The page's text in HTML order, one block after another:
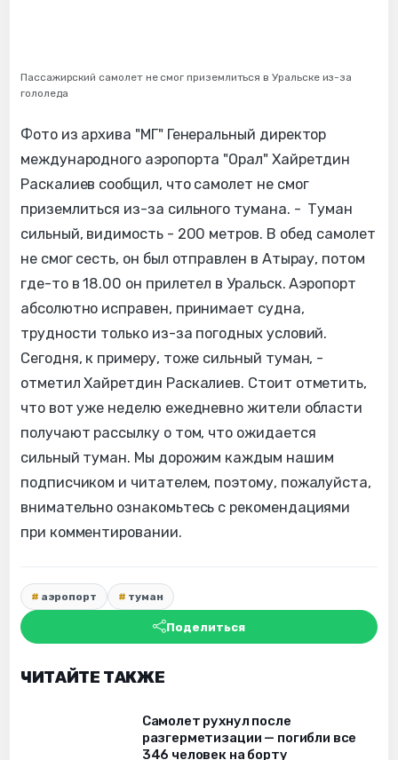
Пассажирский самолет не смог приземлиться в Уральске из-за
гололеда
Фото из архива "МГ" Генеральный директор
международного аэропорта "Орал" Хайретдин
Раскалиев сообщил, что самолет не смог
приземлиться из-за сильного тумана. - Туман
сильный, видимость - 200 метров. В обед самолет
не смог сесть, он был отправлен в Атырау, потом
где-то в 18.00 он прилетел в Уральск. Аэропорт
абсолютно исправен, принимает судна,
трудности только из-за погодных условий.
Сегодня, к примеру, тоже сильный туман, -
отметил Хайретдин Раскалиев. Стоит отметить,
что вот уже неделю ежедневно жители области
получают рассылку о том, что ожидается
сильный туман. Мы дорожим каждым нашим
подписчиком и читателем, поэтому, пожалуйста,
внимательно ознакомьтесь с рекомендациями
при комментировании.
аэропорт туман
Поделиться
ЧИТАЙТЕ ТАКЖЕ
Самолет рухнул после
разгерметизации — погибли все
346 человек на борту